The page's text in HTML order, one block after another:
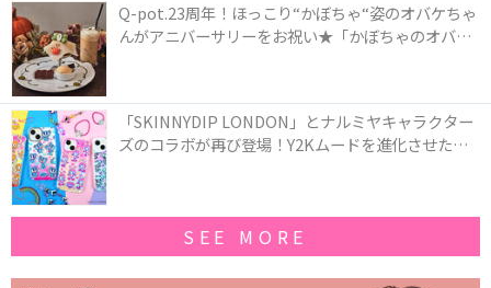
Q-pot.23周年！ほっこり“かぼちゃ“姿のオバケちゃ
んがアニバーサリーをお祝い★「かぼちゃのオバケ
「SKINNYDIP LONDON」とナルミヤキャラクター
ズのコラボが再び登場！Y2Kムードを進化させた新
SEE MORE